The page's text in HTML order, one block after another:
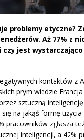
problemy etyczne?
Aż 77% z
jest
kontaktów z
prym wiedzie
sztuczną
na jakąś formę
pracowników zgłasza
inteligencji, a 42%